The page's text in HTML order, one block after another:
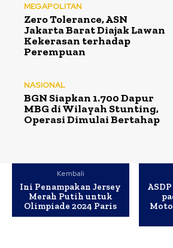
MEGAPOLITAN
Zero Tolerance, ASN
Jakarta Barat Diajak Lawan
Kekerasan terhadap
Perempuan
NASIONAL
BGN Siapkan 1.700 Dapur
MBG di Wilayah Stunting,
Operasi Dimulai Bertahap
Kembali
Ini Penampakan Jersey
Merah Putih untuk
Olimpiade 2024 Paris